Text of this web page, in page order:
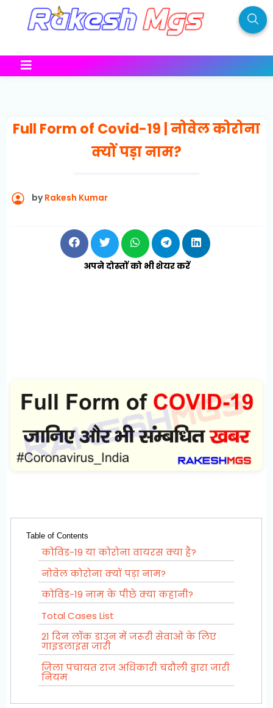
Full Form of Covid-19 | नोवेल कोरोना
क्यों पड़ा नाम?
byRakesh Kumar
अपने दोस्तों को भी शेयर करें
Table of Contents
कोविड-19 या कोरोना वायरस क्या है?
नोवेल कोरोना क्यों पड़ा नाम?
कोविड-19 नाम के पीछे क्या कहानी?
Total Cases List
21 दिन लॉक डाउन में जरूरी सेवाओं के लिए
गाइडलाइंस जारी
जिला पंचायत राज अधिकारी चंदौली द्वारा जारी
नियम